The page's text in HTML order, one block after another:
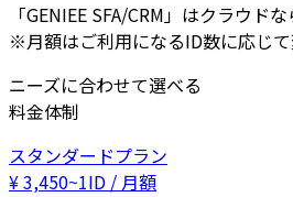
「GENIEE SFA/CRM」はクラウド
※月額はご利用になるID数に応じて
ニーズに合わせて選べる
料金体制
スタンダードプラン
¥3,450~1ID / 月額